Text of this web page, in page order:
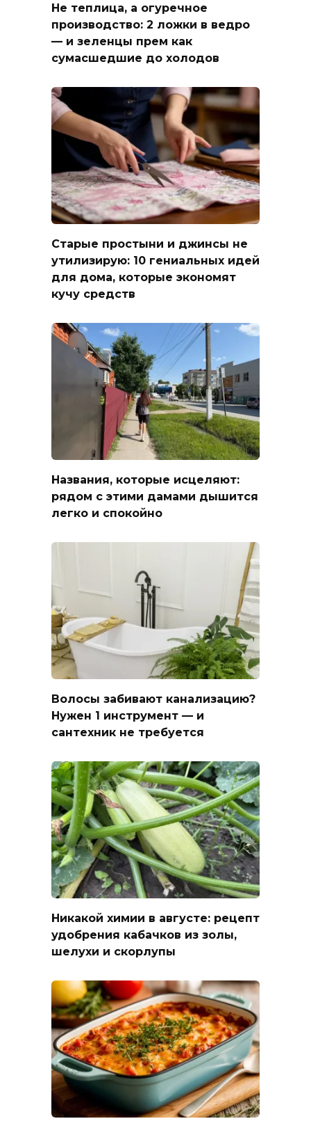
Не теплица, а огуречное
производство: 2 ложки в ведро
— и зеленцы прем как
сумасшедшие до холодов
Старые простыни и джинсы не
утилизирую: 10 гениальных идей
для дома, которые экономят
кучу средств
Названия, которые исцеляют:
рядом с этими дамами дышится
легко и спокойно
Волосы забивают канализацию?
Нужен 1 инструмент — и
сантехник не требуется
Никакой химии в августе: рецепт
удобрения кабачков из золы,
шелухи и скорлупы